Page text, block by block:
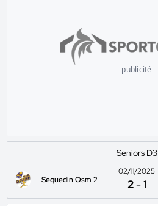
publicité
Seniors D3
Sequedin Osm 2
02/11/2025
2 -1